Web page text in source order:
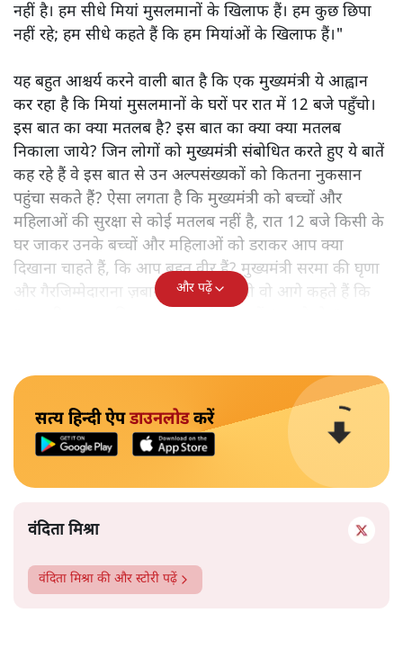
नहीं है। हम सीधे मियां मुसलमानों के खिलाफ हैं। हम कुछ छिपा
नहीं रहे; हम सीधे कहते हैं कि हम मियांओं के खिलाफ हैं।"
यह बहुत आश्चर्य करने वाली बात है कि एक मुख्यमंत्री ये आह्वान
कर रहा है कि मियांं मुसलमानों के घरों पर रात में 12 बजे पहुँचो।
इस बात का क्या मतलब है? इस बात का क्या क्या मतलब
निकाला जाये? जिन लोगों को मुख्यमंत्री संबोधित करते हुए ये बातें
कह रहे हैं वे इस बात से उन अल्पसंख्यकों को कितना नुकसान
पहुंचा सकते हैं? ऐसा लगता है कि मुख्यमंत्री को बच्चों और
महिलाओं की सुरक्षा से कोई मतलब नहीं है, रात 12 बजे किसी के
घर जाकर उनके बच्चों और महिलाओं को डराकर आप क्या
दिखाना चाहते हैं, कि आप बहुत वीर हैं? मुख्यमंत्री सरमा की घृणा
और गैरजिम्मेदाराना ज़बान यहीं नहीं रुकती वो आगे कहते हैं कि
और पढ़ें
सत्य हिन्दी ऐपडाउनलोडकरें
वंदिता मिश्रा
वंदिता मिश्रा की और स्टोरी पढ़ें